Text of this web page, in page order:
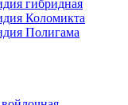
гибридная
Коломикта
Полигама